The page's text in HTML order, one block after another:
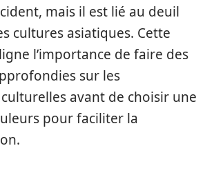
mais il est lié au deuil
cultures asiatiques. Cette
l’importance de faire des
sur les
culturelles avant de choisir une
pour faciliter la